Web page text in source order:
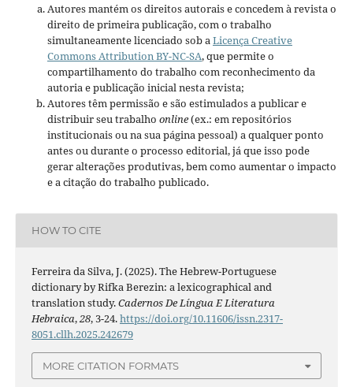
Autores mantém os direitos autorais e concedem à revista o
direito de primeira publicação, com o trabalho
simultaneamente licenciado sob a Licença Creative
Commons Attribution BY-NC-SA, que permite o
compartilhamento do trabalho com reconhecimento da
autoria e publicação inicial nesta revista;
Autores têm permissão e são estimulados a publicar e
distribuir seu trabalho online(ex.: em repositórios
institucionais ou na sua página pessoal) a qualquer ponto
antes ou durante o processo editorial, já que isso pode
gerar alterações produtivas, bem como aumentar o impacto
e a citação do trabalho publicado.
HOW TO CITE
Ferreira da Silva, J. (2025). The Hebrew-Portuguese
dictionary by Rifka Berezin: a lexicographical and
translation study.Cadernos De Língua E Literatura
Hebraica,28, 3-24.https://doi.org/10.11606/issn.2317-
8051.cllh.2025.242679
MORE CITATION FORMATS